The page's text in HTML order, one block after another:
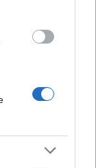
lássuk
se. A
van ahol,
év alatt kell
sokak
el,
(Pedig
amikor a